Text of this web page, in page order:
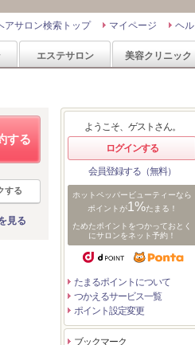
ヘ
マイページ
アサロン検索トップ
エステサロン 美容クリニック
する
する
見る
ようこそ、ゲストさん。
ログインする
会員登録する（無料）
ホットペッパービューティーなら
ポイントが1%たまる！
ためたポイントをつかっておとく
にサロンをネット予約！
たまるポイントについて
つかえるサービス一覧
ポイント設定変更
ブックマーク